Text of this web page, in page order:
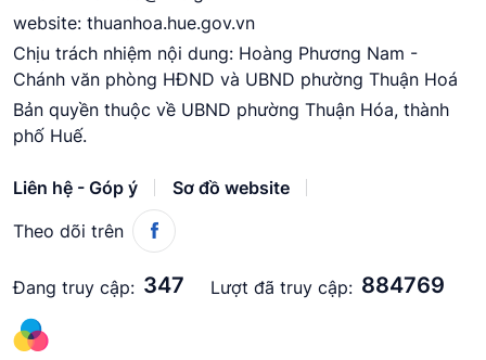
website: thuanhoa.hue.gov.vn
Chịu trách nhiệm nội dung: Hoàng Phương Nam -
Chánh văn phòng HĐND và UBND phường Thuận Hoá
Bản quyền thuộc về UBND phường Thuận Hóa, thành
phố Huế.
Liên hệ - Góp ý
Sơ đồ website
Theo dõi trên
Đang truy cập: 347 Lượt đã truy cập: 884769